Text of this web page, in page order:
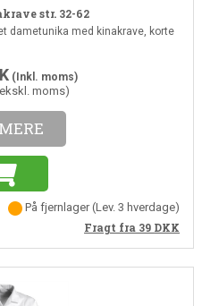
str. 32-62
dametunika med kinakrave, korte
(Inkl. moms)
moms)
På fjernlager(Lev. 3 hverdage)
Fragt fra 39 DKK